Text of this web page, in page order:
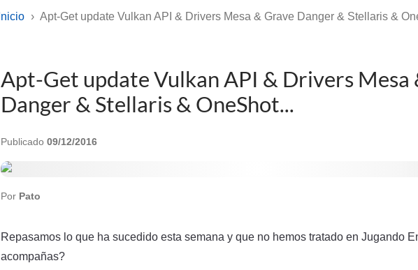
Inicio Apt-Get update Vulkan API & Drivers Mesa & Grave Danger & Stellaris &
Apt-Get update Vulkan API & Drivers Mesa
Danger & Stellaris & OneShot...
Publicado 09/12/2016
Por Pato
Repasamos lo que ha sucedido esta semana y que no hemos tratado en Jugando
acompañas?